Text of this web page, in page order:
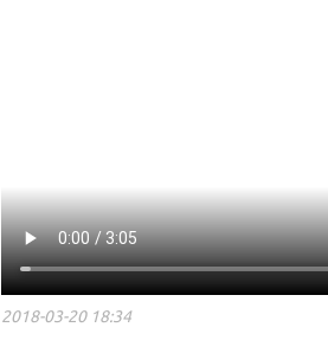
2018-03-20 18:34